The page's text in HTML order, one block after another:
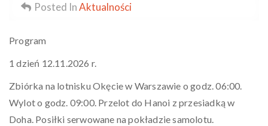
Posted InAktualności
Program
1 dzień 12.11.2026 r.
Zbiórka na lotnisku Okęcie w Warszawie o godz. 06:00.
Wylot o godz. 09:00. Przelot do Hanoi z przesiadką w
Doha. Posiłki serwowane na pokładzie samolotu.